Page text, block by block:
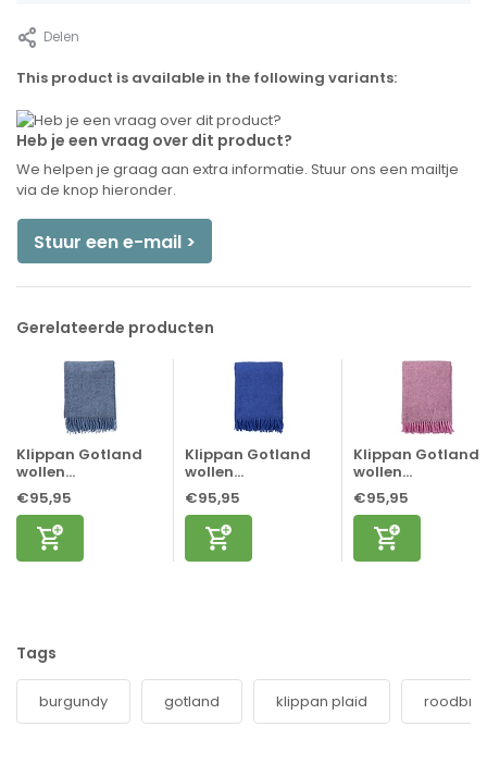
Delen
This product is available in the following variants:
Heb je een vraag over dit product?
We helpen je graag aan extra informatie. Stuur ons een mailtje
via de knop hieronder.
Stuur een e-mail >
Gerelateerde producten
Klippan Gotland
wollen...
€95,95
Klippan Gotland
wollen...
€95,95
Klippan Gotland
wollen...
€95,95
Tags
burgundy gotland klippan plaid